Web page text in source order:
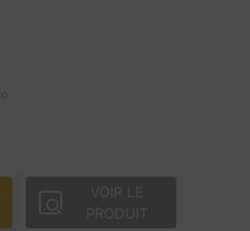
VOIR LE
PRODUIT